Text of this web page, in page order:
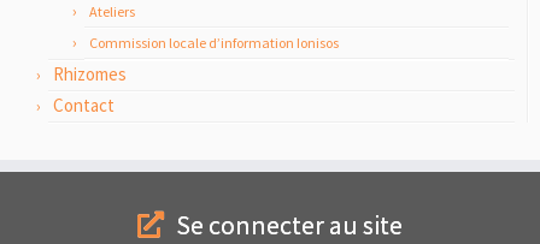
Ateliers
Commission locale d’information Ionisos
Rhizomes
Contact
Se connecter au site